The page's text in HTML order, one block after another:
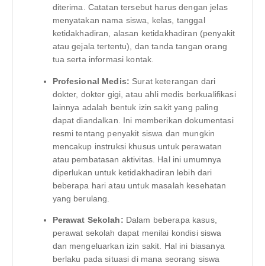
diterima. Catatan tersebut harus dengan jelas
menyatakan nama siswa, kelas, tanggal
ketidakhadiran, alasan ketidakhadiran (penyakit
atau gejala tertentu), dan tanda tangan orang
tua serta informasi kontak.
Profesional Medis: Surat keterangan dari
dokter, dokter gigi, atau ahli medis berkualifikasi
lainnya adalah bentuk izin sakit yang paling
dapat diandalkan. Ini memberikan dokumentasi
resmi tentang penyakit siswa dan mungkin
mencakup instruksi khusus untuk perawatan
atau pembatasan aktivitas. Hal ini umumnya
diperlukan untuk ketidakhadiran lebih dari
beberapa hari atau untuk masalah kesehatan
yang berulang.
Perawat Sekolah: Dalam beberapa kasus,
perawat sekolah dapat menilai kondisi siswa
dan mengeluarkan izin sakit. Hal ini biasanya
berlaku pada situasi di mana seorang siswa